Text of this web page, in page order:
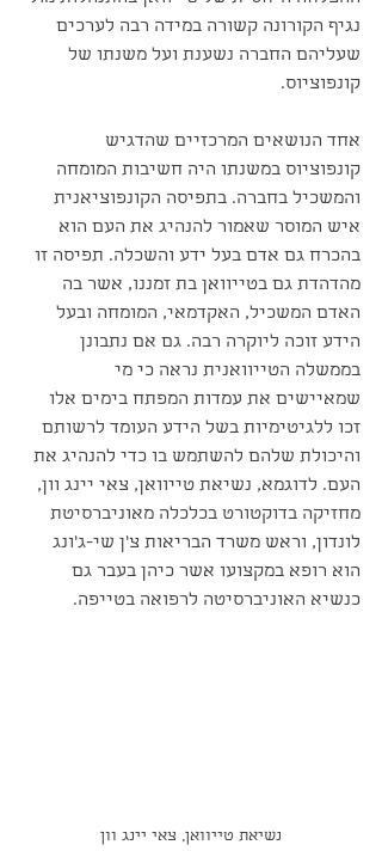
נגיף הקורונה קשורה במידה רבה לערכים
שעליהם החברה נשענת ועל משנתו של
קונפוציוס.
אחד הנושאים המרכזיים שהדגיש
קונפוציוס במשנתו היה חשיבות המומחה
והמשכיל בחברה. בתפיסה הקונפוציאנית
איש המוסר שאמור להנהיג את העם הוא
בהכרח גם אדם בעל ידע והשכלה. תפיסה זו
מהדהדת גם בטייוואן בת זמננו, אשר בה
האדם המשכיל, האקדמאי, המומחה ובעל
הידע זוכה ליוקרה רבה. גם אם נתבונן
בממשלה הטייוואנית נראה כי מי
שמאיישים את עמדות המפתח בימים אלו
זכו ללגיטימיות בשל הידע העומד לרשותם
והיכולת שלהם להשתמש בו כדי להנהיג את
העם. לדוגמא, נשיאת טייוואן, צאי יינג וון,
מחזיקה בדוקטורט בכלכלה מאוניברסיטת
לונדון, וראש משרד הבריאות צ׳ן שי-ג'ונג
הוא רופא במקצועו אשר כיהן בעבר גם
כנשיא האוניברסיטה לרפואה בטייפה.
נשיאת טייוואן, צאי יינג וון